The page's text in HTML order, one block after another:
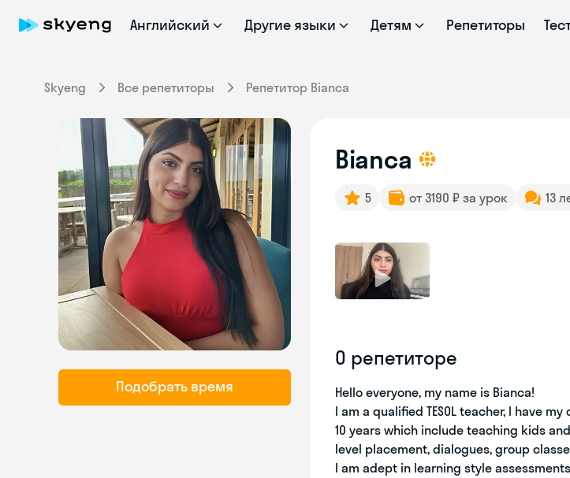
Английский Другие языки Детям Репетиторы
Skyeng Все репетиторы Репетитор Bianca
Подобрать время
Bianca
5 от 3190 ₽ за урок 13
О репетиторе
Hello everyone, my name is Bianca!
I am a qualified TESOL teacher, I have
10 years which include teaching kids
level placement, dialogues, group
I am adept in learning style